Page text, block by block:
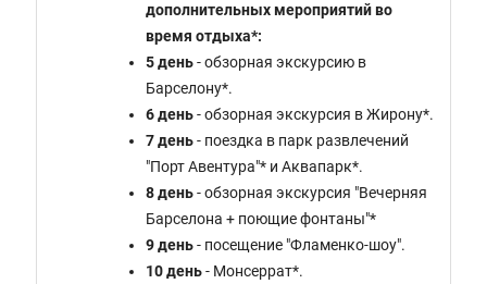
дополнительных мероприятий во
время отдыха*:
5 день- обзорная экскурсию в
Барселону*.
6 день- обзорная экскурсия в Жирону*.
7 день- поездка в парк развлечений
"Порт Авентура"* и Аквапарк*.
8 день- обзорная экскурсия "Вечерняя
Барселона + поющие фонтаны"*
9 день- посещение "Фламенко-шоу".
10 день- Монсеррат*.